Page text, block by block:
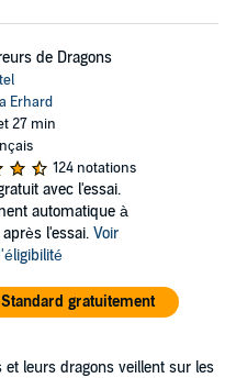
de Dragons
Erhard
27 min
124 notations
avec l'essai.
automatique à
l'essai. Voir
Standard gratuitement
leurs dragons veillent sur les